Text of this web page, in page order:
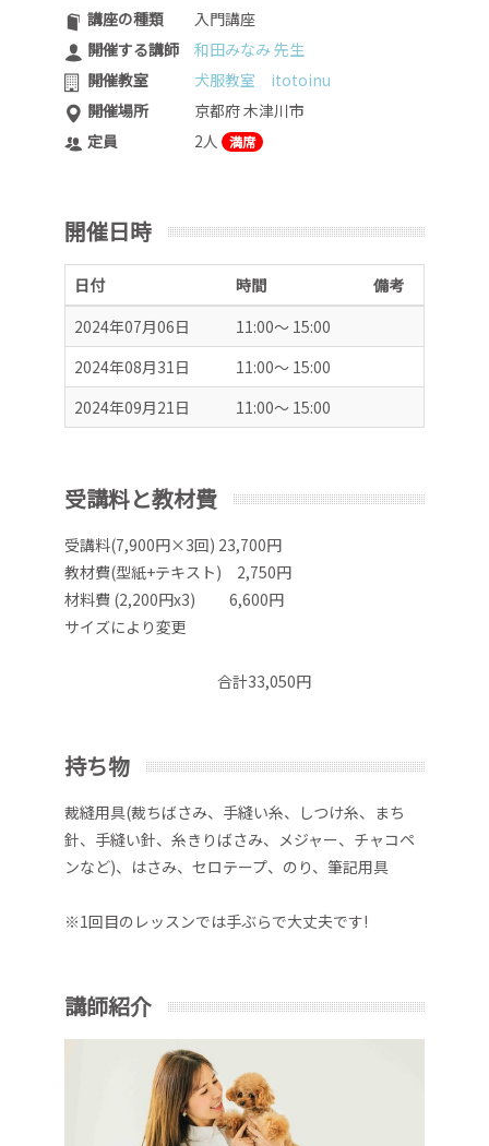
講座の種類
入門講座
開催する講師
和田みなみ 先生
開催教室
犬服教室 itotoinu
開催場所
京都府 木津川市
定員
2人 満席
開催日時
日付 時間
備考
2024年07月06日
11:00～ 15:00
2024年08月31日
11:00～ 15:00
2024年09月21日
11:00～ 15:00
受講料と教材費
受講料(7,900円×3回) 23,700円
教材費(型紙+テキスト) 2,750円
材料費 (2,200円x3) 6,600円
サイズにより変更
合計33,050円
持ち物
裁縫用具(裁ちばさみ、手縫い糸、しつけ糸、まち
針、手縫い針、糸きりばさみ、メジャー、チャコペ
ンなど)、はさみ、セロテープ、のり、筆記用具
※1回目のレッスンでは手ぶらで大丈夫です!
講師紹介